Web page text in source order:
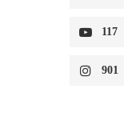
117
901